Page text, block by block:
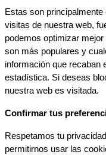
Estas son
visitas de nuestra web,
podemos optimizar
son más populares y
información que recaban
estadística. Si deseas
nuestra web es visitada.
Confirmar tus
Respetamos tu
permitirnos usar las